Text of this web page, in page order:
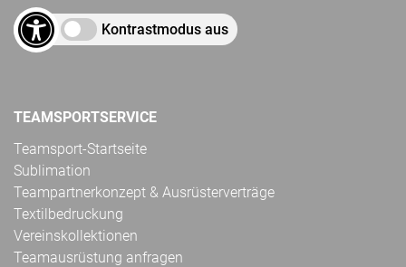
Kontrastmodus aus
TEAMSPORTSERVICE
Teamsport-Startseite
Sublimation
Teampartnerkonzept & Ausrüsterverträge
Textilbedruckung
Vereinskollektionen
Teamausrüstung anfragen